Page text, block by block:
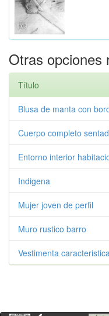
Otras opciones
Título
Blusa de manta con
Cuerpo completo
Entorno interior
Indigena
Mujer joven de perfil
Muro rustico barro
Vestimenta